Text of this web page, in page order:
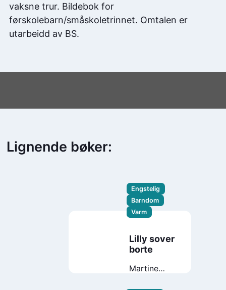
vaksne trur. Bildebok for
førskolebarn/småskoletrinnet. Omtalen er
utarbeidd av BS.
Lignende bøker:
Engstelig
Barndom
Varm
Lilly sover
borte
Martine